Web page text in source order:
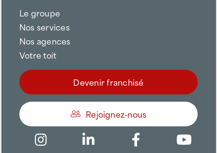
Le groupe
Nos services
Nos agences
Votre toit
Devenir franchisé
Rejoignez-nous